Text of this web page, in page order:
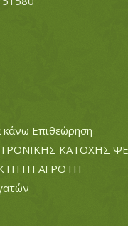
κάνω Επιθεώρηση
ΚΑΤΟΧΗΣ
ΑΓΡΟΤΗ